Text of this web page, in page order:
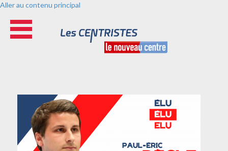
Aller au contenu principal